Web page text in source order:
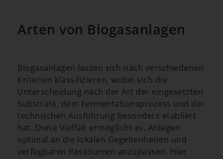
Arten von Biogasanlagen
Biogasanlagen lassen sich nach verschiedenen
Kriterien klassifizieren, wobei sich die
Unterscheidung nach der Art der eingesetzten
Substrate, dem Fermentationsprozess und der
technischen Ausführung besonders etabliert
hat. Diese Vielfalt ermöglicht es, Anlagen
optimal an die lokalen Gegebenheiten und
verfügbaren Ressourcen anzupassen. Hier